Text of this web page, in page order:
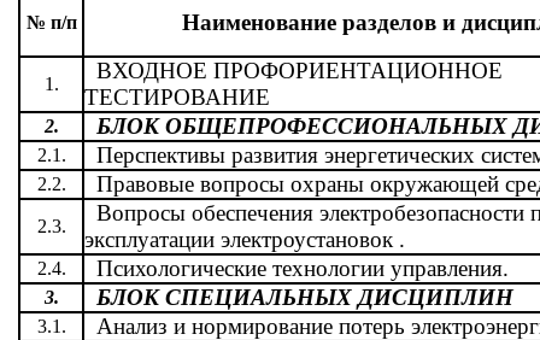
№ п/п Наименование разделов и
1.
ВХОДНОЕ ПРОФОРИЕНТАЦИОННОЕ
ТЕСТИРОВАНИЕ
2. БЛОК ОБЩЕПРОФЕССИОНАЛЬНЫХ
2.1. Перспективы развития энергетических
2.2. Правовые вопросы охраны окружающей
2.3.
Вопросы обеспечения электробезопасности
эксплуатации электроустановок .
2.4. Психологические технологии управления.
3. БЛОК СПЕЦИАЛЬНЫХ ДИСЦИПЛИН
3.1. Анализ и нормирование потерь